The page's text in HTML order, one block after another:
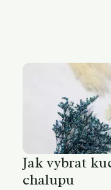
Jak vybrat
chalupu